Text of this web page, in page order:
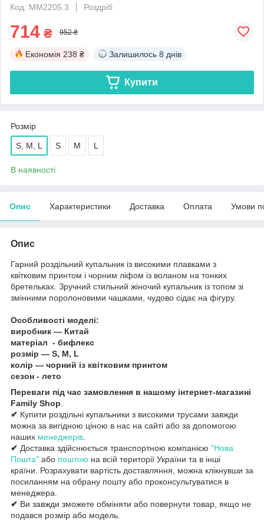
Код: MM2205.3
Роздріб
714 ₴ 952 ₴
Економія 238 ₴ Залишилось 8 днів
Купити
Розмір
S, M, L S M L
В наявності
Опис Характеристики Доставка Оплата Умови
Опис
Гарний роздільний купальник із високими плавками з
квітковим принтом і чорним ліфом із воланом на тонких
бретельках. Зручний стильний жіночий купальник із топом зі
змінними поролоновими чашками, чудово сідає на фігуру.
Особливості моделі:
виробник — Китай
матеріал - бифлекс
розмір — S, M, L
колір — чорний із квітковим принтом
сезон - лето
Переваги під час замовлення в нашому інтернет-магазині
Family Shop
✔ Купити роздільні купальники з високими трусами завжди
можна за вигідною ціною в нас на сайті або за допомогою
наших менеджерів
✔ Доставка здійснюється транспортною компанією "Нова
Пошта" або поштою на всій території України та в інші
країни. Розрахувати вартість доставляння, можна клікнувши за
посиланням на обрану пошту або проконсультуватися в
менеджера.
✔ Ви завжди зможете обміняти або повернути товар, якщо не
подався розмір або модель.